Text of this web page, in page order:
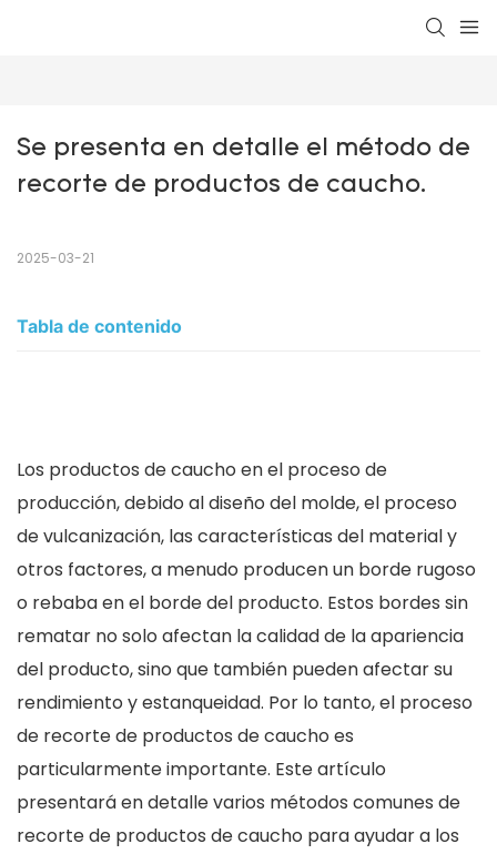
Se presenta en detalle el método de
recorte de productos de caucho.
2025-03-21
Tabla de contenido
Los productos de caucho en el proceso de
producción, debido al diseño del molde, el proceso
de vulcanización, las características del material y
otros factores, a menudo producen un borde rugoso
o rebaba en el borde del producto. Estos bordes sin
rematar no solo afectan la calidad de la apariencia
del producto, sino que también pueden afectar su
rendimiento y estanqueidad. Por lo tanto, el proceso
de recorte de productos de caucho es
particularmente importante. Este artículo
presentará en detalle varios métodos comunes de
recorte de productos de caucho para ayudar a los